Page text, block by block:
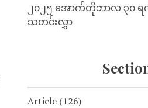
၂၀၂၅ အောက်တိုဘာလ ၃၀ ရ
သတင်းလွှာ
Article (126)